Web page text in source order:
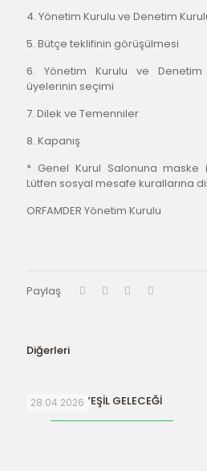
4. Yönetim Kurulu ve Denetim
5. Bütçe teklifinin görüşülmesi
6. Yönetim Kurulu ve
üyelerinin seçimi
7. Dilek ve Temenniler
8. Kapanış
* Genel Kurul Salonuna maske
Lütfen sosyal mesafe kurallarına
ORFAMDER Yönetim Kurulu
Paylaş
Diğerleri
28.04.2026
SURİYE’NİN YEŞİL GELECEĞİ